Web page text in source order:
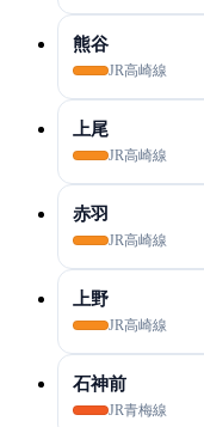
熊谷
JR高崎線
上尾
JR高崎線
赤羽
JR高崎線
上野
JR高崎線
石神前
JR青梅線